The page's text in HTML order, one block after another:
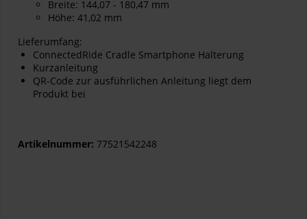
Breite: 144,07 - 180,47 mm
Höhe: 41,02 mm
Lieferumfang:
ConnectedRide Cradle Smartphone Halterung
Kurzanleitung
QR-Code zur ausführlichen Anleitung liegt dem
Produkt bei
Artikelnummer: 77521542248